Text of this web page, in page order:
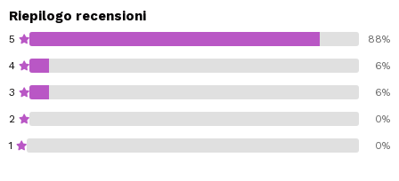
protetta e rinforzata per prevenire la
disidratazione.
Adatto per:
Tutti i tipi di pelle, compresa la pelle sensibile e
quella degli adolescenti.
irritata.
Riepilogo recensioni
5 88%
4 6%
3 6%
2 0%
1 0%